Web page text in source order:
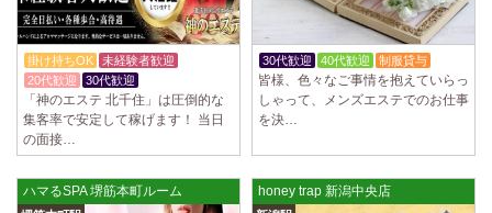
掛け持ちOK
未経験者歓迎
20代歓迎
30代歓迎
「神のエステ 北千住」は圧倒的な
集客率で安定して稼げます！ 当日
の面接…
30代歓迎 40代歓迎 制服貸与
皆様、色々なご事情を抱えていらっ
しゃって、メンズエステでのお仕事
を決…
ハマるSPA 堺筋本町ルーム honey trap 新潟中央店